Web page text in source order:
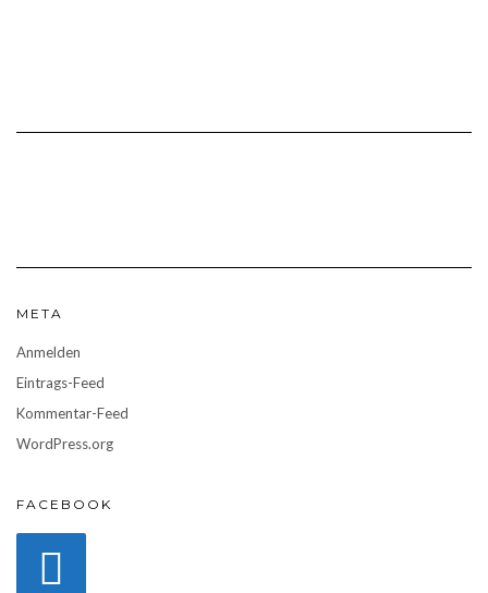
META
Anmelden
Eintrags-Feed
Kommentar-Feed
WordPress.org
FACEBOOK